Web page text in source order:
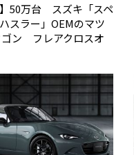
】50万台 スズキ「スペ
スラー」OEMのマツ
ゴン フレアクロスオ